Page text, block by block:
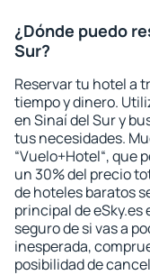
¿Dónde puedo
Sur?
Reservar tu hotel a
tiempo y dinero.
en Sinaí del Sur y
tus necesidades.
“Vuelo+Hotel“, que
un 30% del precio
de hoteles baratos
principal de eSky.es
seguro de si vas a
inesperada,
posibilidad de